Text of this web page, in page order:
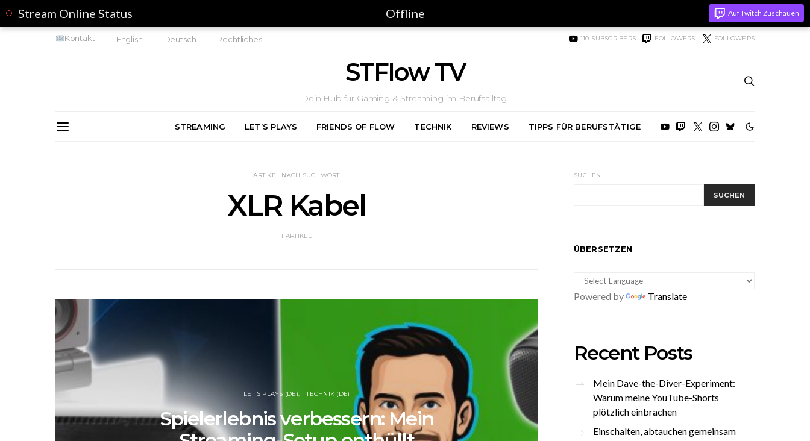
Stream Online Status Offline Auf Twitch Zuschauen
Kontakt English Deutsch Rechtliches 110 SUBSCRIBERS FOLLOWERS FOLLOWERS
STFlow TV
Dein Hub für Gaming & Streaming im Berufsalltag.
STREAMING LET’S PLAYS FRIENDS OF FLOW TECHNIK REVIEWS TIPPS FÜR BERUFSTÄTIGE
ARTIKEL NACH SUCHWORT
XLR Kabel
1 ARTIKEL
LET'S PLAYS (DE) TECHNIK (DE)
Spielerlebnis verbessern: Mein
SUCHEN
SUCHEN
ÜBERSETZEN
Powered by Translate
Recent Posts
Mein Dave-the-Diver-Experiment:
Warum meine YouTube-Shorts
plötzlich einbrachen
Einschalten, abtauchen gemeinsam